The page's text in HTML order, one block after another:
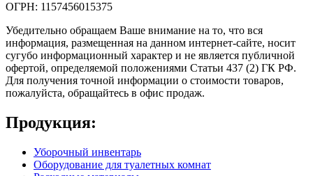
ОГРН: 1157456015375
Убедительно обращаем Ваше внимание на то, что вся
информация, размещенная на данном интернет-сайте, носит
сугубо информационный характер и не является публичной
офертой, определяемой положениями Статьи 437 (2) ГК РФ.
Для получения точной информации о стоимости товаров,
пожалуйста, обращайтесь в офис продаж.
Продукция:
Уборочный инвентарь
Оборудование для туалетных комнат